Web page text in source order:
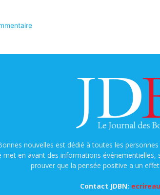
nouvelles est dédié à toutes les
met en avant des informations événementielles,
prouver que la pensée positive a un
Contact JDBN: